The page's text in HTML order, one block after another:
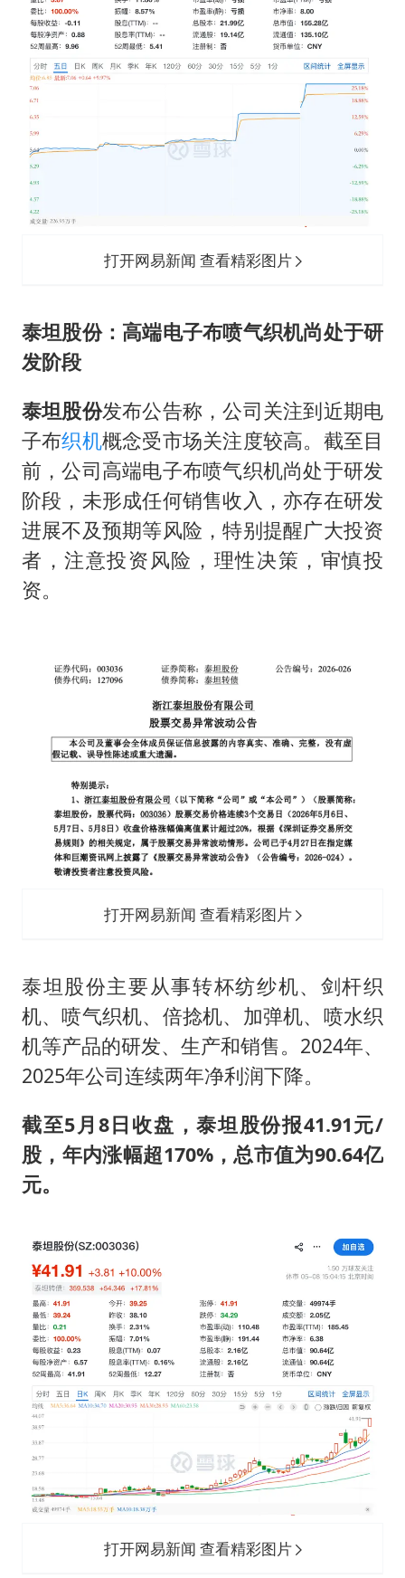
打开网易新闻 查看精彩图片
泰坦股份：高端电子布喷气织机尚处于研
发阶段
泰坦股份发布公告称，公司关注到近期电
子布织机概念受市场关注度较高。截至目
前，公司高端电子布喷气织机尚处于研发
阶段，未形成任何销售收入，亦存在研发
进展不及预期等风险，特别提醒广大投资
者，注意投资风险，理性决策，审慎投
资。
打开网易新闻 查看精彩图片
泰坦股份主要从事转杯纺纱机、剑杆织
机、喷气织机、倍捻机、加弹机、喷水织
机等产品的研发、生产和销售。2024年、
2025年公司连续两年净利润下降。
截至5月8日收盘，泰坦股份报41.91元/
股， 年内涨幅超170%，总市值为90.64亿
元。
打开网易新闻 查看精彩图片